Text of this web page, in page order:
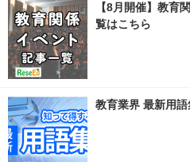
【8月開催】教育
覧はこちら
教育業界 最新用語